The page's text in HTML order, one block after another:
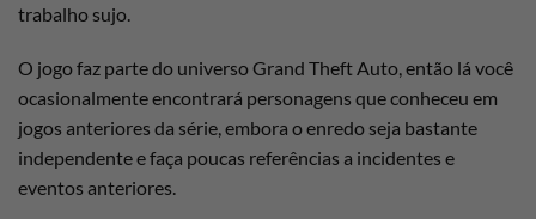
trabalho sujo.
O jogo faz parte do universo Grand Theft Auto, então lá você
ocasionalmente encontrará personagens que conheceu em
jogos anteriores da série, embora o enredo seja bastante
independente e faça poucas referências a incidentes e
eventos anteriores.